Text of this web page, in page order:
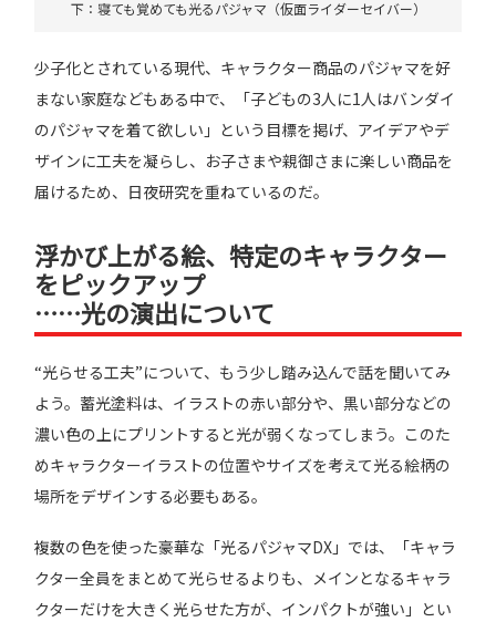
下：寝ても覚めても光るパジャマ（仮面ライダーセイバー）
少子化とされている現代、キャラクター商品のパジャマを好
まない家庭などもある中で、「子どもの3人に1人はバンダイ
のパジャマを着て欲しい」という目標を掲げ、アイデアやデ
ザインに工夫を凝らし、お子さまや親御さまに楽しい商品を
届けるため、日夜研究を重ねているのだ。
浮かび上がる絵、特定のキャラクター
をピックアップ
……光の演出について
“光らせる工夫”について、もう少し踏み込んで話を聞いてみ
よう。蓄光塗料は、イラストの赤い部分や、黒い部分などの
濃い色の上にプリントすると光が弱くなってしまう。このた
めキャラクターイラストの位置やサイズを考えて光る絵柄の
場所をデザインする必要もある。
複数の色を使った豪華な「光るパジャマDX」では、「キャラ
クター全員をまとめて光らせるよりも、メインとなるキャラ
クターだけを大きく光らせた方が、インパクトが強い」とい